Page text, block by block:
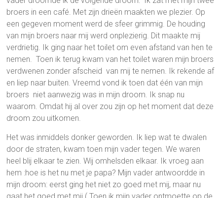
broers in een café. Met zijn drieën maakten we plezier. Op
een gegeven moment werd de sfeer grimmig. De houding
van mijn broers naar mij werd onplezierig. Dit maakte mij
verdrietig. Ik ging naar het toilet om even afstand van hen te
nemen. Toen ik terug kwam van het toilet waren mijn broers
verdwenen zonder afscheid van mij te nemen. Ik rekende af
en liep naar buiten. Vreemd vond ik toen dat één van mijn
broers niet aanwezig was in mijn droom. Ik snap nu
waarom. Omdat hij al over zou zijn op het moment dat deze
droom zou uitkomen.
Het was inmiddels donker geworden. Ik liep wat te dwalen
door de straten, kwam toen mijn vader tegen. We waren
heel blij elkaar te zien. Wij omhelsden elkaar. Ik vroeg aan
hem :hoe is het nu met je papa? Mijn vader antwoordde in
mijn droom: eerst ging het niet zo goed met mij, maar nu